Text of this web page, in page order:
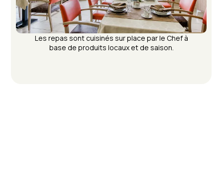
Les repas sont cuisinés sur place par le Chef à
base de produits locaux et de saison.